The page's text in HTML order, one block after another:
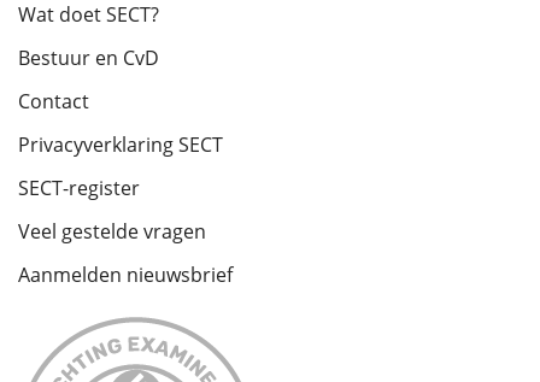
Wat doet SECT?
Bestuur en CvD
Contact
Privacyverklaring SECT
SECT-register
Veel gestelde vragen
Aanmelden nieuwsbrief